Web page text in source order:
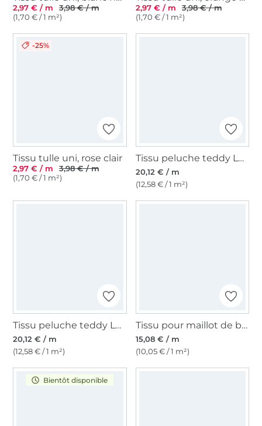
2,97 € / m
3,98 € / m
(1,70 € / 1 m²)
2,97 € / m
3,98 € / m
(1,70 € / 1 m²)
-25%
Tissu tulle uni, rose clair
2,97 € / m
3,98 € / m
(1,70 € / 1 m²)
Tissu peluche teddy Léopard Animal print, caramel
20,12 € / m
(12,58 € / 1 m²)
Tissu peluche teddy Léopard Animal print, crème
20,12 € / m
(12,58 € / 1 m²)
Tissu pour maillot de bain chamois doré
15,08 € / m
(10,05 € / 1 m²)
Bientôt disponible